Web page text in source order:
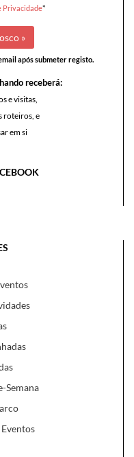
Privacidade*
após submeter registo.
receberá:
e visitas,
roteiros, e
em si
Semana